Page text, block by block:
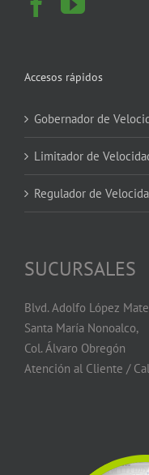
Accesos rápidos
Gobernador de
Limitador de
Regulador de
SUCURSALES
Blvd. Adolfo López
Santa María Nonoalco,
Col. Álvaro Obregón
Atención al Cliente /